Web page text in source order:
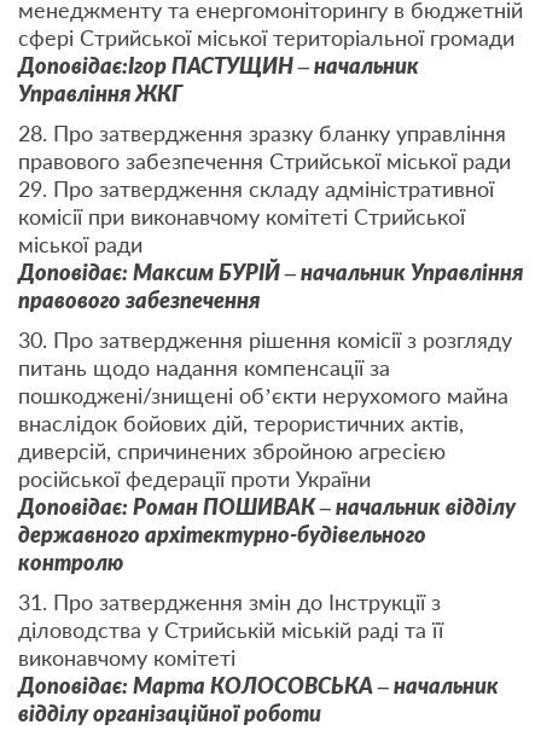
менеджменту та енергомоніторингу в бюджетній
сфері Стрийської міської територіальної громади
Доповідає:Ігор ПАСТУЩИН – начальник
Управління ЖКГ
28. Про затвердження зразку бланку управління
правового забезпечення Стрийської міської ради
29. Про затвердження складу адміністративної
комісії при виконавчому комітеті Стрийської
міської ради
Доповідає: Максим БУРІЙ – начальник Управління
правового забезпечення
30. Про затвердження рішення комісії з розгляду
питань щодо надання компенсації за
пошкоджені/знищені об’єкти нерухомого майна
внаслідок бойових дій, терористичних актів,
диверсій, спричинених збройною агресією
російської федерації проти України
Доповідає: Роман ПОШИВАК – начальник відділу
державного архітектурно-будівельного
контролю
31. Про затвердження змін до Інструкції з
діловодства у Стрийській міській раді та її
виконавчому комітеті
Доповідає: Марта КОЛОСОВСЬКА – начальник
відділу організаційної роботи